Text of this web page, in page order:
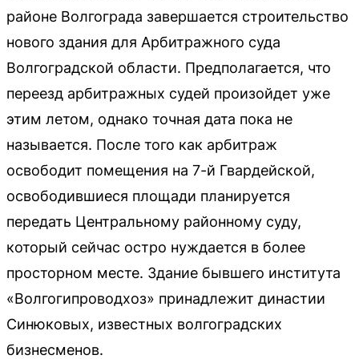
районе Волгограда завершается строительство
нового здания для Арбитражного суда
Волгоградской области. Предполагается, что
переезд арбитражных судей произойдет уже
этим летом, однако точная дата пока не
называется. После того как арбитраж
освободит помещения на 7-й Гвардейской,
освободившиеся площади планируется
передать Центральному районному суду,
который сейчас остро нуждается в более
просторном месте. Здание бывшего института
«Волгогипроводхоз» принадлежит династии
Синюковых, известных волгоградских
бизнесменов.